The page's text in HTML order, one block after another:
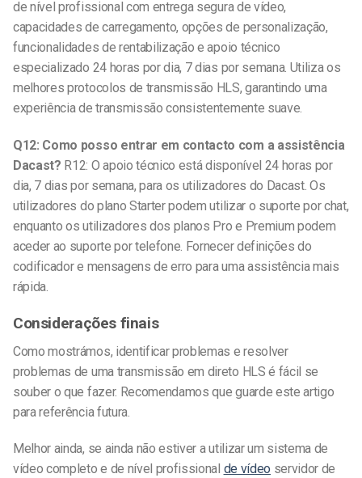
de nível profissional com entrega segura de vídeo,
capacidades de carregamento, opções de personalização,
funcionalidades de rentabilização e apoio técnico
especializado 24 horas por dia, 7 dias por semana. Utiliza os
melhores protocolos de transmissão HLS, garantindo uma
experiência de transmissão consistentemente suave.
Q12: Como posso entrar em contacto com a assistência
Dacast? R12: O apoio técnico está disponível 24 horas por
dia, 7 dias por semana, para os utilizadores do Dacast. Os
utilizadores do plano Starter podem utilizar o suporte por chat,
enquanto os utilizadores dos planos Pro e Premium podem
aceder ao suporte por telefone. Fornecer definições do
codificador e mensagens de erro para uma assistência mais
rápida.
Considerações finais
Como mostrámos, identificar problemas e resolver
problemas de uma transmissão em direto HLS é fácil se
souber o que fazer. Recomendamos que guarde este artigo
para referência futura.
Melhor ainda, se ainda não estiver a utilizar um sistema de
vídeo completo e de nível profissional de vídeo servidor de